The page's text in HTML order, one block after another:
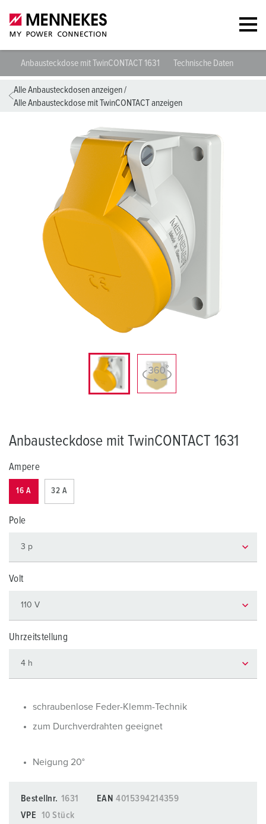
Anbausteckdose mit TwinCONTACT 1631 Technische Daten
Alle Anbausteckdosen anzeigen/
Alle Anbausteckdose mit TwinCONTACT anzeigen
Anbausteckdose mit TwinCONTACT 1631
Ampere
16 A 32 A
Pole
Volt
Uhrzeitstellung
schraubenlose Feder-Klemm-Technik
zum Durchverdrahten geeignet
Neigung 20°
Bestellnr. 1631 EAN 4015394214359
VPE
10 Stück